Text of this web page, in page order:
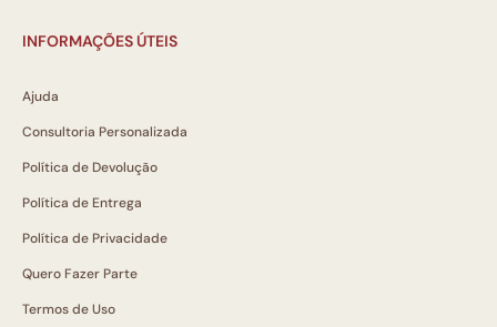
INFORMAÇÕES ÚTEIS
Ajuda
Consultoria Personalizada
Política de Devolução
Política de Entrega
Política de Privacidade
Quero Fazer Parte
Termos de Uso